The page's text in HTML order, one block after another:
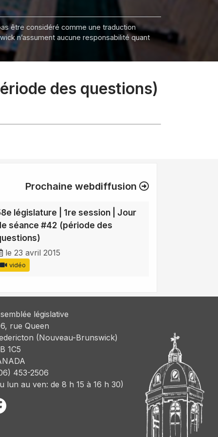
être considéré comme une traduction
n’assument aucune responsabilité quant
des questions)
Prochaine webdiffusion
législature | 1re session | Jour
séance #42 (période des
le 23 avril 2015
vidéo
législative
rue Queen
(Nouveau-Brunswick)
1C5
453-2506
lun au ven: de 8 h 15 à 16 h 30)